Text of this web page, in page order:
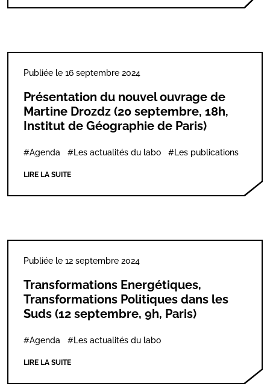
Publiée le 16 septembre 2024
Présentation du nouvel ouvrage de
Martine Drozdz (20 septembre, 18h,
Institut de Géographie de Paris)
#Agenda #Les actualités du labo #Les publications
LIRE LA SUITE
Publiée le 12 septembre 2024
Transformations Energétiques,
Transformations Politiques dans les
Suds (12 septembre, 9h, Paris)
#Agenda #Les actualités du labo
LIRE LA SUITE